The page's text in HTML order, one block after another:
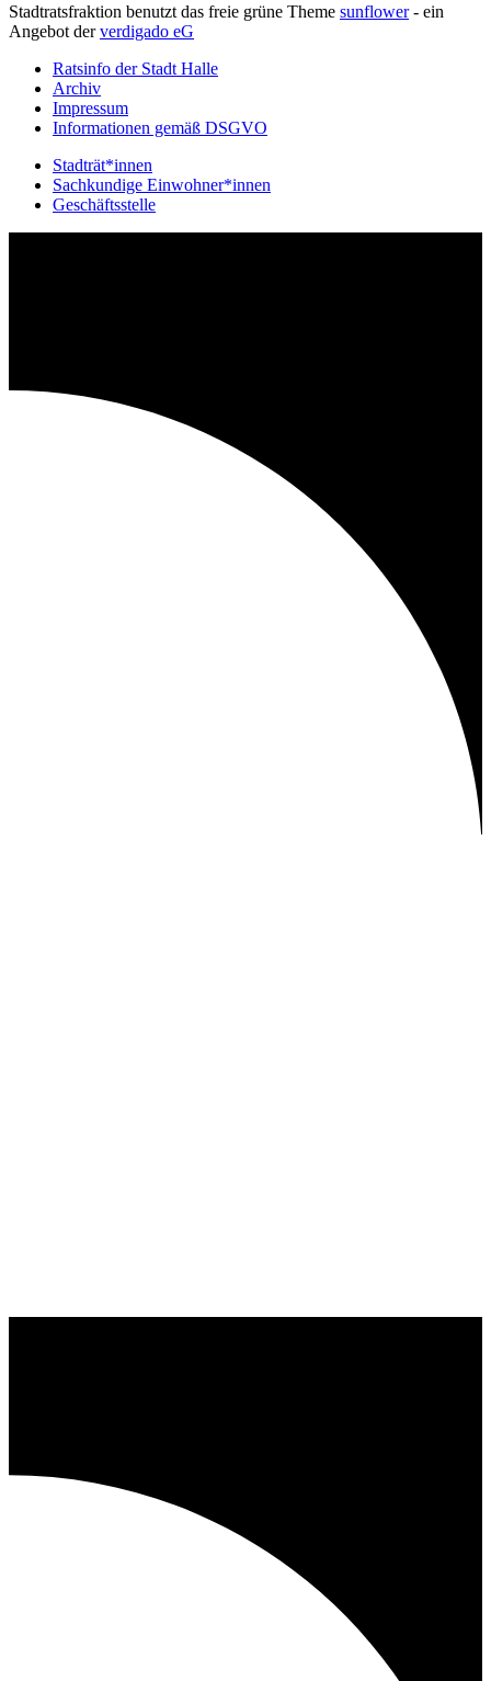
Stadtratsfraktion benutzt das freie grüne Theme sunflower‐ ein
Angebot derverdigado eG
Ratsinfo der Stadt Halle
Archiv
Impressum
Informationen gemäß DSGVO
Stadträt*innen
Sachkundige Einwohner*innen
Geschäftsstelle